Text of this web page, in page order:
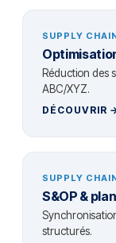
SUPPLY
Réduction des
ABC/XYZ.
DÉCOUVRIR
SUPPLY
S&OP &
structurés.